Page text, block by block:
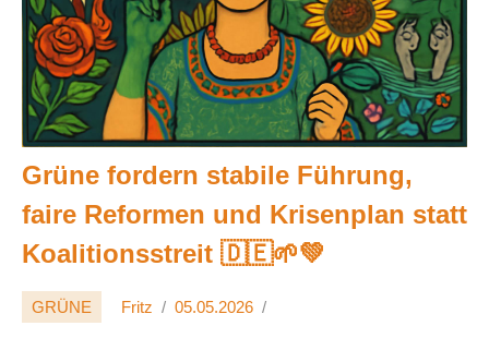
Grüne fordern stabile Führung,
faire Reformen und Krisenplan statt
Koalitionsstreit 🇩🇪🌱💚
GRÜNE Fritz 05.05.2026